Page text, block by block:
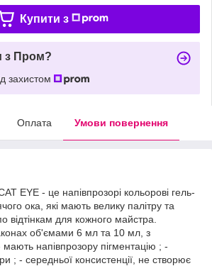
Купити з
з Пром?
захистом
Оплата Умови повернення
EYE - це напівпрозорі кольорові гель-
ока, які мають велику палітру та
відтінкам для кожного майстра.
об'ємами 6 мл та 10 мл, з
напівпрозору пігментацію ; -
; - середньої консистенції, не створює